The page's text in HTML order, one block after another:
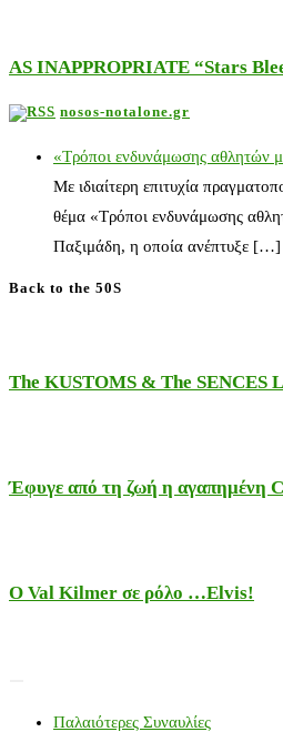
AS INAPPROPRIATE “Stars
nosos-notalone.gr
«Τρόποι ενδυνάμωσης αθλητών
Με ιδιαίτερη επιτυχία
θέμα «Τρόποι ενδυνάμωσης
Παξιμάδη, η οποία ανέπτυξε […]
Back to the 50S
The KUSTOMS & The SENCES
Έφυγε από τη ζωή η αγαπημένη
Ο Val Kilmer σε ρόλο …Elvis!
Παλαιότερες Συναυλίες